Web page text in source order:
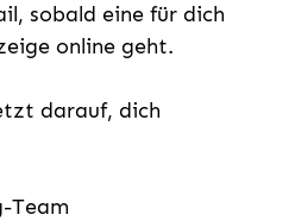
sobald eine für dich
online geht.
darauf, dich
Team